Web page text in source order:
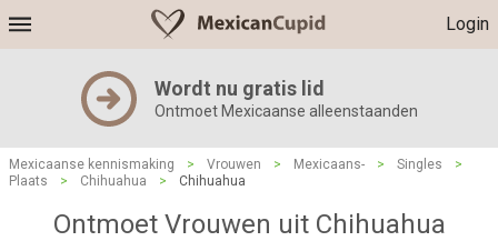
Login
Wordt nu gratis lid
Ontmoet Mexicaanse alleenstaanden
Mexicaanse kennismaking > Vrouwen > Mexicaans- > Singles
>
Plaats
> Chihuahua > Chihuahua
Ontmoet Vrouwen uit Chihuahua